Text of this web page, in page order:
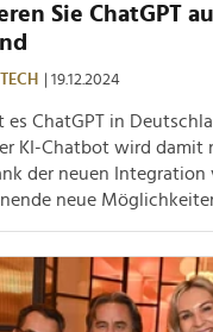
Sie ChatGPT
TECH | 19.12.2024
es ChatGPT in
KI-Chatbot wird damit
der neuen Integration
neue